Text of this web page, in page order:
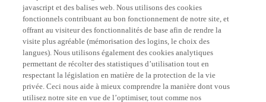
javascript et des balises web. Nous utilisons des cookies
fonctionnels contribuant au bon fonctionnement de notre site, et
offrant au visiteur des fonctionnalités de base afin de rendre la
visite plus agréable (mémorisation des logins, le choix des
langues). Nous utilisons également des cookies analytiques
permettant de récolter des statistiques d’utilisation tout en
respectant la législation en matière de la protection de la vie
privée. Ceci nous aide à mieux comprendre la manière dont vous
utilisez notre site en vue de l’optimiser, tout comme nos